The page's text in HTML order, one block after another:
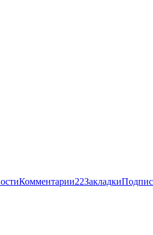
Комментарии22Закладки